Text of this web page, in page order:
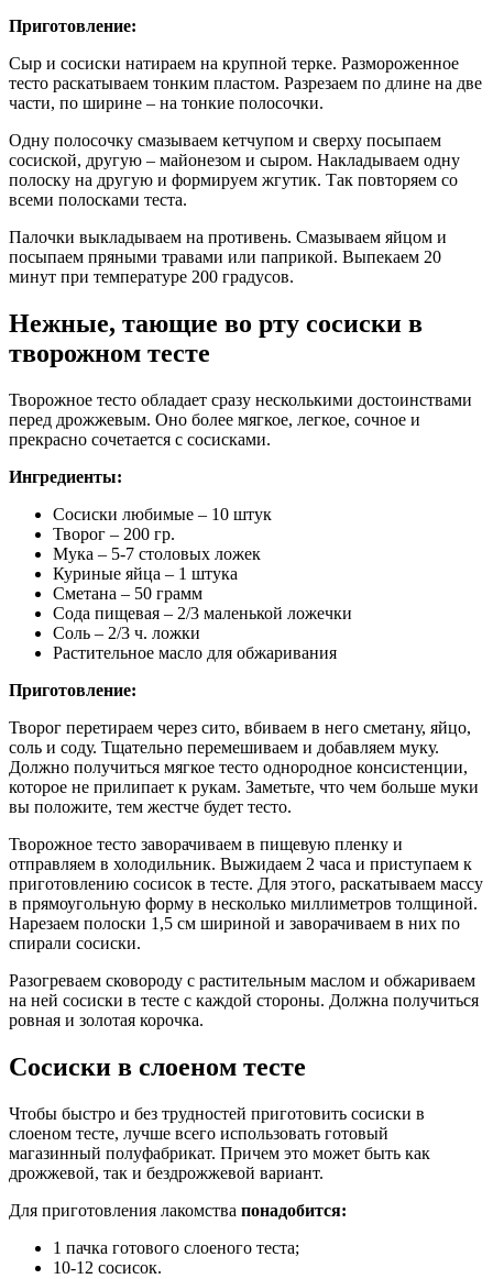
Приготовление:
Сыр и сосиски натираем на крупной терке. Размороженное
тесто раскатываем тонким пластом. Разрезаем по длине на две
части, по ширине – на тонкие полосочки.
Одну полосочку смазываем кетчупом и сверху посыпаем
сосиской, другую – майонезом и сыром. Накладываем одну
полоску на другую и формируем жгутик. Так повторяем со
всеми полосками теста.
Палочки выкладываем на противень. Смазываем яйцом и
посыпаем пряными травами или паприкой. Выпекаем 20
минут при температуре 200 градусов.
Нежные, тающие во рту сосиски в
творожном тесте
Творожное тесто обладает сразу несколькими достоинствами
перед дрожжевым. Оно более мягкое, легкое, сочное и
прекрасно сочетается с сосисками.
Ингредиенты:
Сосиски любимые – 10 штук
Творог – 200 гр.
Мука – 5-7 столовых ложек
Куриные яйца – 1 штука
Сметана – 50 грамм
Сода пищевая – 2/3 маленькой ложечки
Соль – 2/3 ч. ложки
Растительное масло для обжаривания
Приготовление:
Творог перетираем через сито, вбиваем в него сметану, яйцо,
соль и соду. Тщательно перемешиваем и добавляем муку.
Должно получиться мягкое тесто однородное консистенции,
которое не прилипает к рукам. Заметьте, что чем больше муки
вы положите, тем жестче будет тесто.
Творожное тесто заворачиваем в пищевую пленку и
отправляем в холодильник. Выжидаем 2 часа и приступаем к
приготовлению сосисок в тесте. Для этого, раскатываем массу
в прямоугольную форму в несколько миллиметров толщиной.
Нарезаем полоски 1,5 см шириной и заворачиваем в них по
спирали сосиски.
Разогреваем сковороду с растительным маслом и обжариваем
на ней сосиски в тесте с каждой стороны. Должна получиться
ровная и золотая корочка.
Сосиски в слоеном тесте
Чтобы быстро и без трудностей приготовить сосиски в
слоеном тесте, лучше всего использовать готовый
магазинный полуфабрикат. Причем это может быть как
дрожжевой, так и бездрожжевой вариант.
Для приготовления лакомства понадобится:
1 пачка готового слоеного теста;
10-12 сосисок.